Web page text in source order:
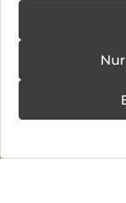
Apple iPad
GB
Apple
(2024)
08.12.2025 -